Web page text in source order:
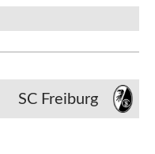
SC Freiburg